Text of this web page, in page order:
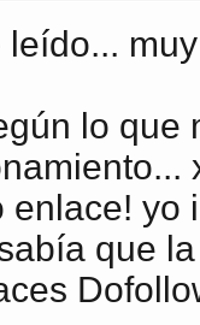
lo
enlace!
que